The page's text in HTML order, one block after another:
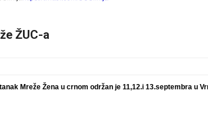
ŽUC-a
Mreže Žena u crnom održan je 11,12.i 13.septembra u